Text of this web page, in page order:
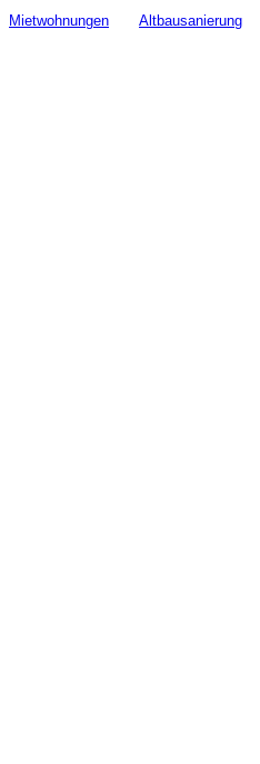
Mietwohnungen Altbausanierung